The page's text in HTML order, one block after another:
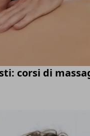
corsi di